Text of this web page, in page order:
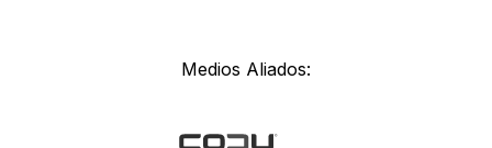
Medios Aliados: